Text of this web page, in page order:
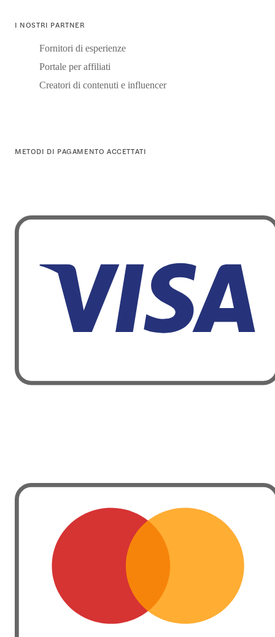
I NOSTRI PARTNER
Fornitori di esperienze
Portale per affiliati
Creatori di contenuti e influencer
METODI DI PAGAMENTO ACCETTATI